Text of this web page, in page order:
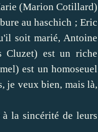
(Marion Cotillard)
au haschich ; Eric
soit marié, Antoine
Cluzet) est un riche
est un homoseuel
je veux bien, mais là,
la sincérité de leurs